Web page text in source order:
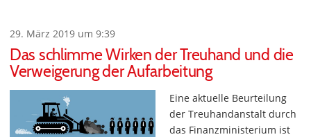
29. März 2019 um 9:39
Das schlimme Wirken der Treuhand und die
Verweigerung der Aufarbeitung
Eine aktuelle Beurteilung
der Treuhandanstalt durch
das Finanzministerium ist